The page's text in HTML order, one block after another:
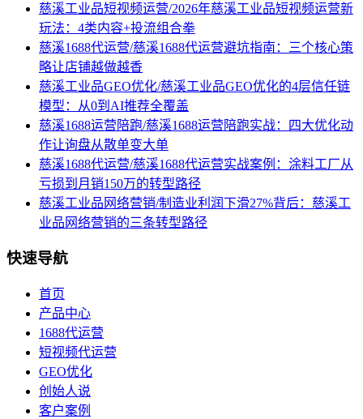
慈溪工业品短视频运营/2026年慈溪工业品短视频运营新
玩法：4类内容+投流组合拳
慈溪1688代运营/慈溪1688代运营避坑指南：三个核心策
略让店铺越做越香
慈溪工业品GEO优化/慈溪工业品GEO优化的4层信任链
模型：从0到AI推荐全覆盖
慈溪1688运营陪跑/慈溪1688运营陪跑实战：四大优化动
作让询盘从散单变大单
慈溪1688代运营/慈溪1688代运营实战案例：涂料工厂从
亏损到月销150万的转型路径
慈溪工业品网络营销/制造业利润下滑27%背后：慈溪工
业品网络营销的三条转型路径
快速导航
首页
产品中心
1688代运营
短视频代运营
GEO优化
创始人说
客户案例